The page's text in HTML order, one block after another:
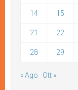
14 15
21 22
28 29
« Ago Ott »